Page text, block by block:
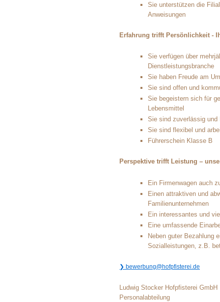
Sie unterstützen die
Anweisungen
Erfahrung trifft Persönlichkeit -
Sie verfügen über
Dienstleistungsbranche
Sie haben Freude am
Sie sind offen und
Sie begeistern sich für
Lebensmittel
Sie sind zuverlässig und
Sie sind flexibel und
Führerschein Klasse B
Perspektive trifft Leistung –
Ein Firmenwagen auch
Einen attraktiven und
Familienunternehmen
Ein interessantes und
Eine umfassende
Neben guter Bezahlung
Sozialleistungen, z.B.
bewerbung@hofpfisterei.de
Ludwig Stocker Hofpfisterei GmbH
Personalabteilung